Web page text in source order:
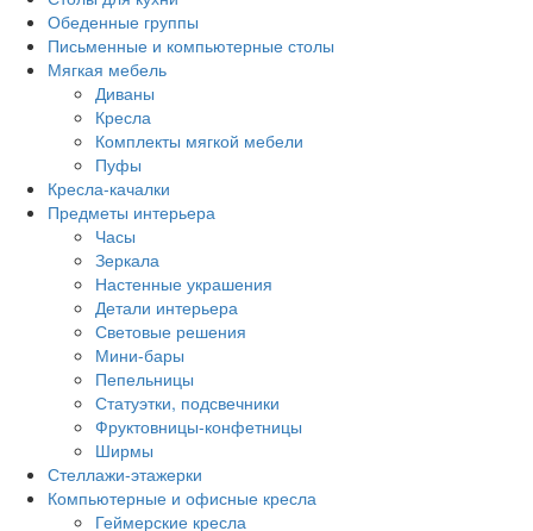
Обеденные группы
Письменные и компьютерные столы
Мягкая мебель
Диваны
Кресла
Комплекты мягкой мебели
Пуфы
Кресла-качалки
Предметы интерьера
Часы
Зеркала
Настенные украшения
Детали интерьера
Световые решения
Мини-бары
Пепельницы
Статуэтки, подсвечники
Фруктовницы-конфетницы
Ширмы
Стеллажи-этажерки
Компьютерные и офисные кресла
Геймерские кресла